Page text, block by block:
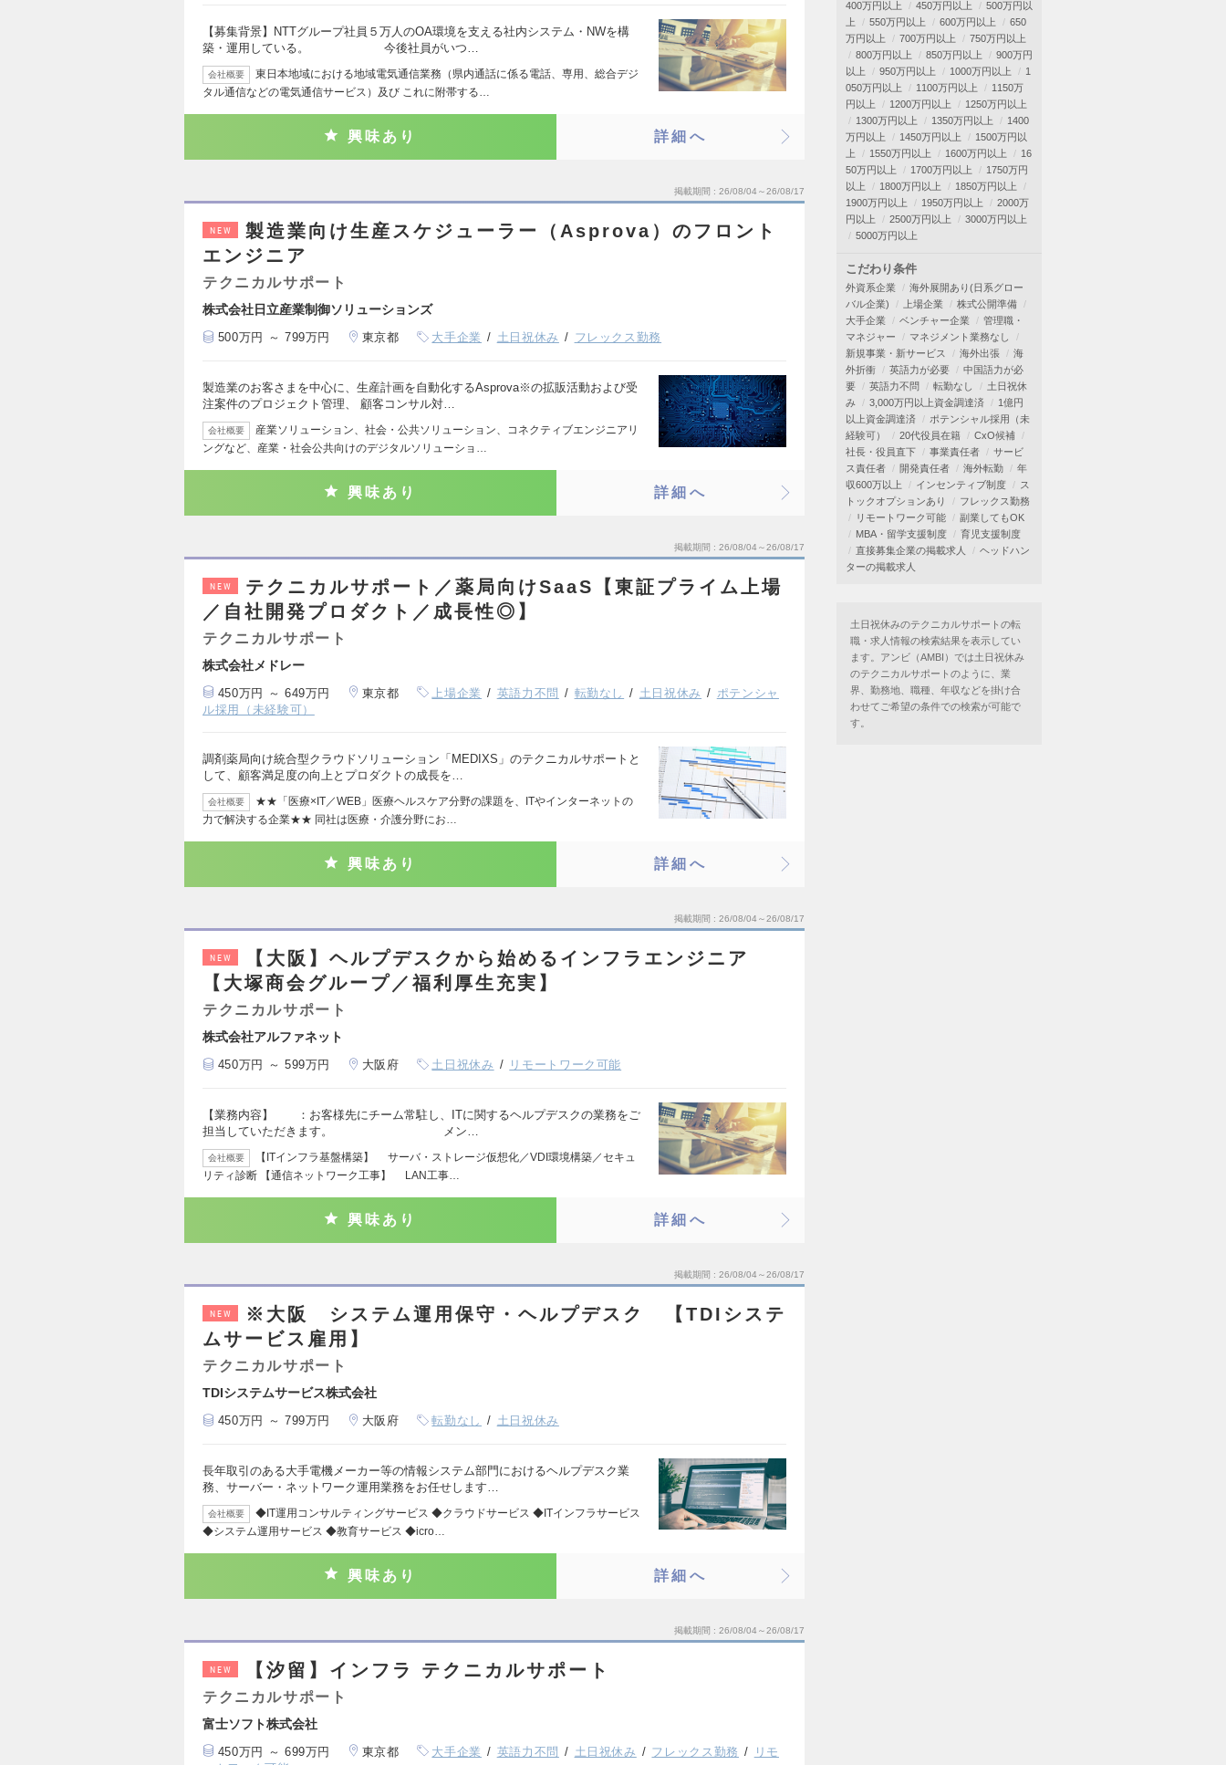
【募集背景】NTTグループ社員５万人のOA環境を支える社内システム・NWを構
築・運用している。 今後社員がいつ…
会社概要
東日本地域における地域電気通信業務（県内通話に係る電話、専用、総合デジ
タル通信などの電気通信サービス）及び これに附帯する…
興味あり 詳細へ
掲載期間 26/08/04～26/08/17
NEW
製造業向け生産スケジューラー（Asprova）のフロント
エンジニア
テクニカルサポート
株式会社日立産業制御ソリューションズ
500万円 ～ 799万円 東京都 大手企業 土日祝休み フレックス勤務
製造業のお客さまを中心に、生産計画を自動化するAsprova※の拡販活動および受
注案件のプロジェクト管理、 顧客コンサル対…
会社概要
産業ソリューション、社会・公共ソリューション、コネクティブエンジニアリ
ングなど、産業・社会公共向けのデジタルソリューショ…
興味あり 詳細へ
掲載期間 26/08/04～26/08/17
NEW
テクニカルサポート／薬局向けSaaS【東証プライム上場
／自社開発プロダクト／成長性◎】
テクニカルサポート
株式会社メドレー
450万円 ～ 649万円 東京都 上場企業 英語力不問 転勤なし 土日祝休み
ポテンシャ
ル採用（未経験可）
調剤薬局向け統合型クラウドソリューション「MEDIXS」のテクニカルサポートと
して、顧客満足度の向上とプロダクトの成長を…
会社概要
★★「医療×IT／WEB」医療ヘルスケア分野の課題を、ITやインターネットの
力で解決する企業★★ 同社は医療・介護分野にお…
興味あり 詳細へ
掲載期間 26/08/04～26/08/17
NEW
【大阪】ヘルプデスクから始めるインフラエンジニア
【大塚商会グループ／福利厚生充実】
テクニカルサポート
株式会社アルファネット
450万円 ～ 599万円 大阪府 土日祝休み リモートワーク可能
【業務内容】 ：お客様先にチーム常駐し、ITに関するヘルプデスクの業務をご
担当していただきます。 メン…
会社概要
【ITインフラ基盤構築】 サーバ・ストレージ仮想化／VDI環境構築／セキュ
リティ診断 【通信ネットワーク工事】 LAN工事…
興味あり 詳細へ
掲載期間 26/08/04～26/08/17
NEW
※大阪 システム運用保守・ヘルプデスク 【TDIシステ
ムサービス雇用】
テクニカルサポート
TDIシステムサービス株式会社
450万円 ～ 799万円 大阪府 転勤なし 土日祝休み
長年取引のある大手電機メーカー等の情報システム部門におけるヘルプデスク業
務、サーバー・ネットワーク運用業務をお任せします…
会社概要
◆IT運用コンサルティングサービス ◆クラウドサービス ◆ITインフラサービス
◆システム運用サービス ◆教育サービス ◆icro…
興味あり 詳細へ
掲載期間 26/08/04～26/08/17
NEW 【汐留】インフラ テクニカルサポート
テクニカルサポート
富士ソフト株式会社
450万円 ～ 699万円 東京都 大手企業 英語力不問 土日祝休み フレックス勤務
リモ
400万円以上 450万円以上
500万円以
上
550万円以上 600万円以上
650
万円以上
700万円以上
750万円以上
800万円以上
850万円以上
900万円
以上
950万円以上 1000万円以上
1
050万円以上
1100万円以上
1150万
円以上
1200万円以上
1250万円以上
1300万円以上
1350万円以上
1400
万円以上
1450万円以上
1500万円以
上
1550万円以上 1600万円以上
16
50万円以上
1700万円以上
1750万円
以上
1800万円以上
1850万円以上
1900万円以上
1950万円以上
2000万
円以上
2500万円以上
3000万円以上
5000万円以上
こだわり条件
外資系企業
海外展開あり(日系グロー
バル企業)
上場企業
株式公開準備
大手企業
ベンチャー企業
管理職・
マネジャー
マネジメント業務なし
新規事業・新サービス
海外出張
海
外折衝
英語力が必要
中国語力が必
要
英語力不問 転勤なし
土日祝休
み
3,000万円以上資金調達済
1億円
以上資金調達済
ポテンシャル採用（未
経験可）
20代役員在籍
CxO候補
社長・役員直下
事業責任者
サービ
ス責任者
開発責任者 海外転勤
年
収600万以上
インセンティブ制度
ス
トックオプションあり
フレックス勤務
リモートワーク可能
副業してもOK
MBA・留学支援制度
育児支援制度
直接募集企業の掲載求人
ヘッドハン
ターの掲載求人
土日祝休みのテクニカルサポートの転
職・求人情報の検索結果を表示してい
ます。アンビ（AMBI）では土日祝休み
のテクニカルサポートのように、業
界、勤務地、職種、年収などを掛け合
わせてご希望の条件での検索が可能で
す。